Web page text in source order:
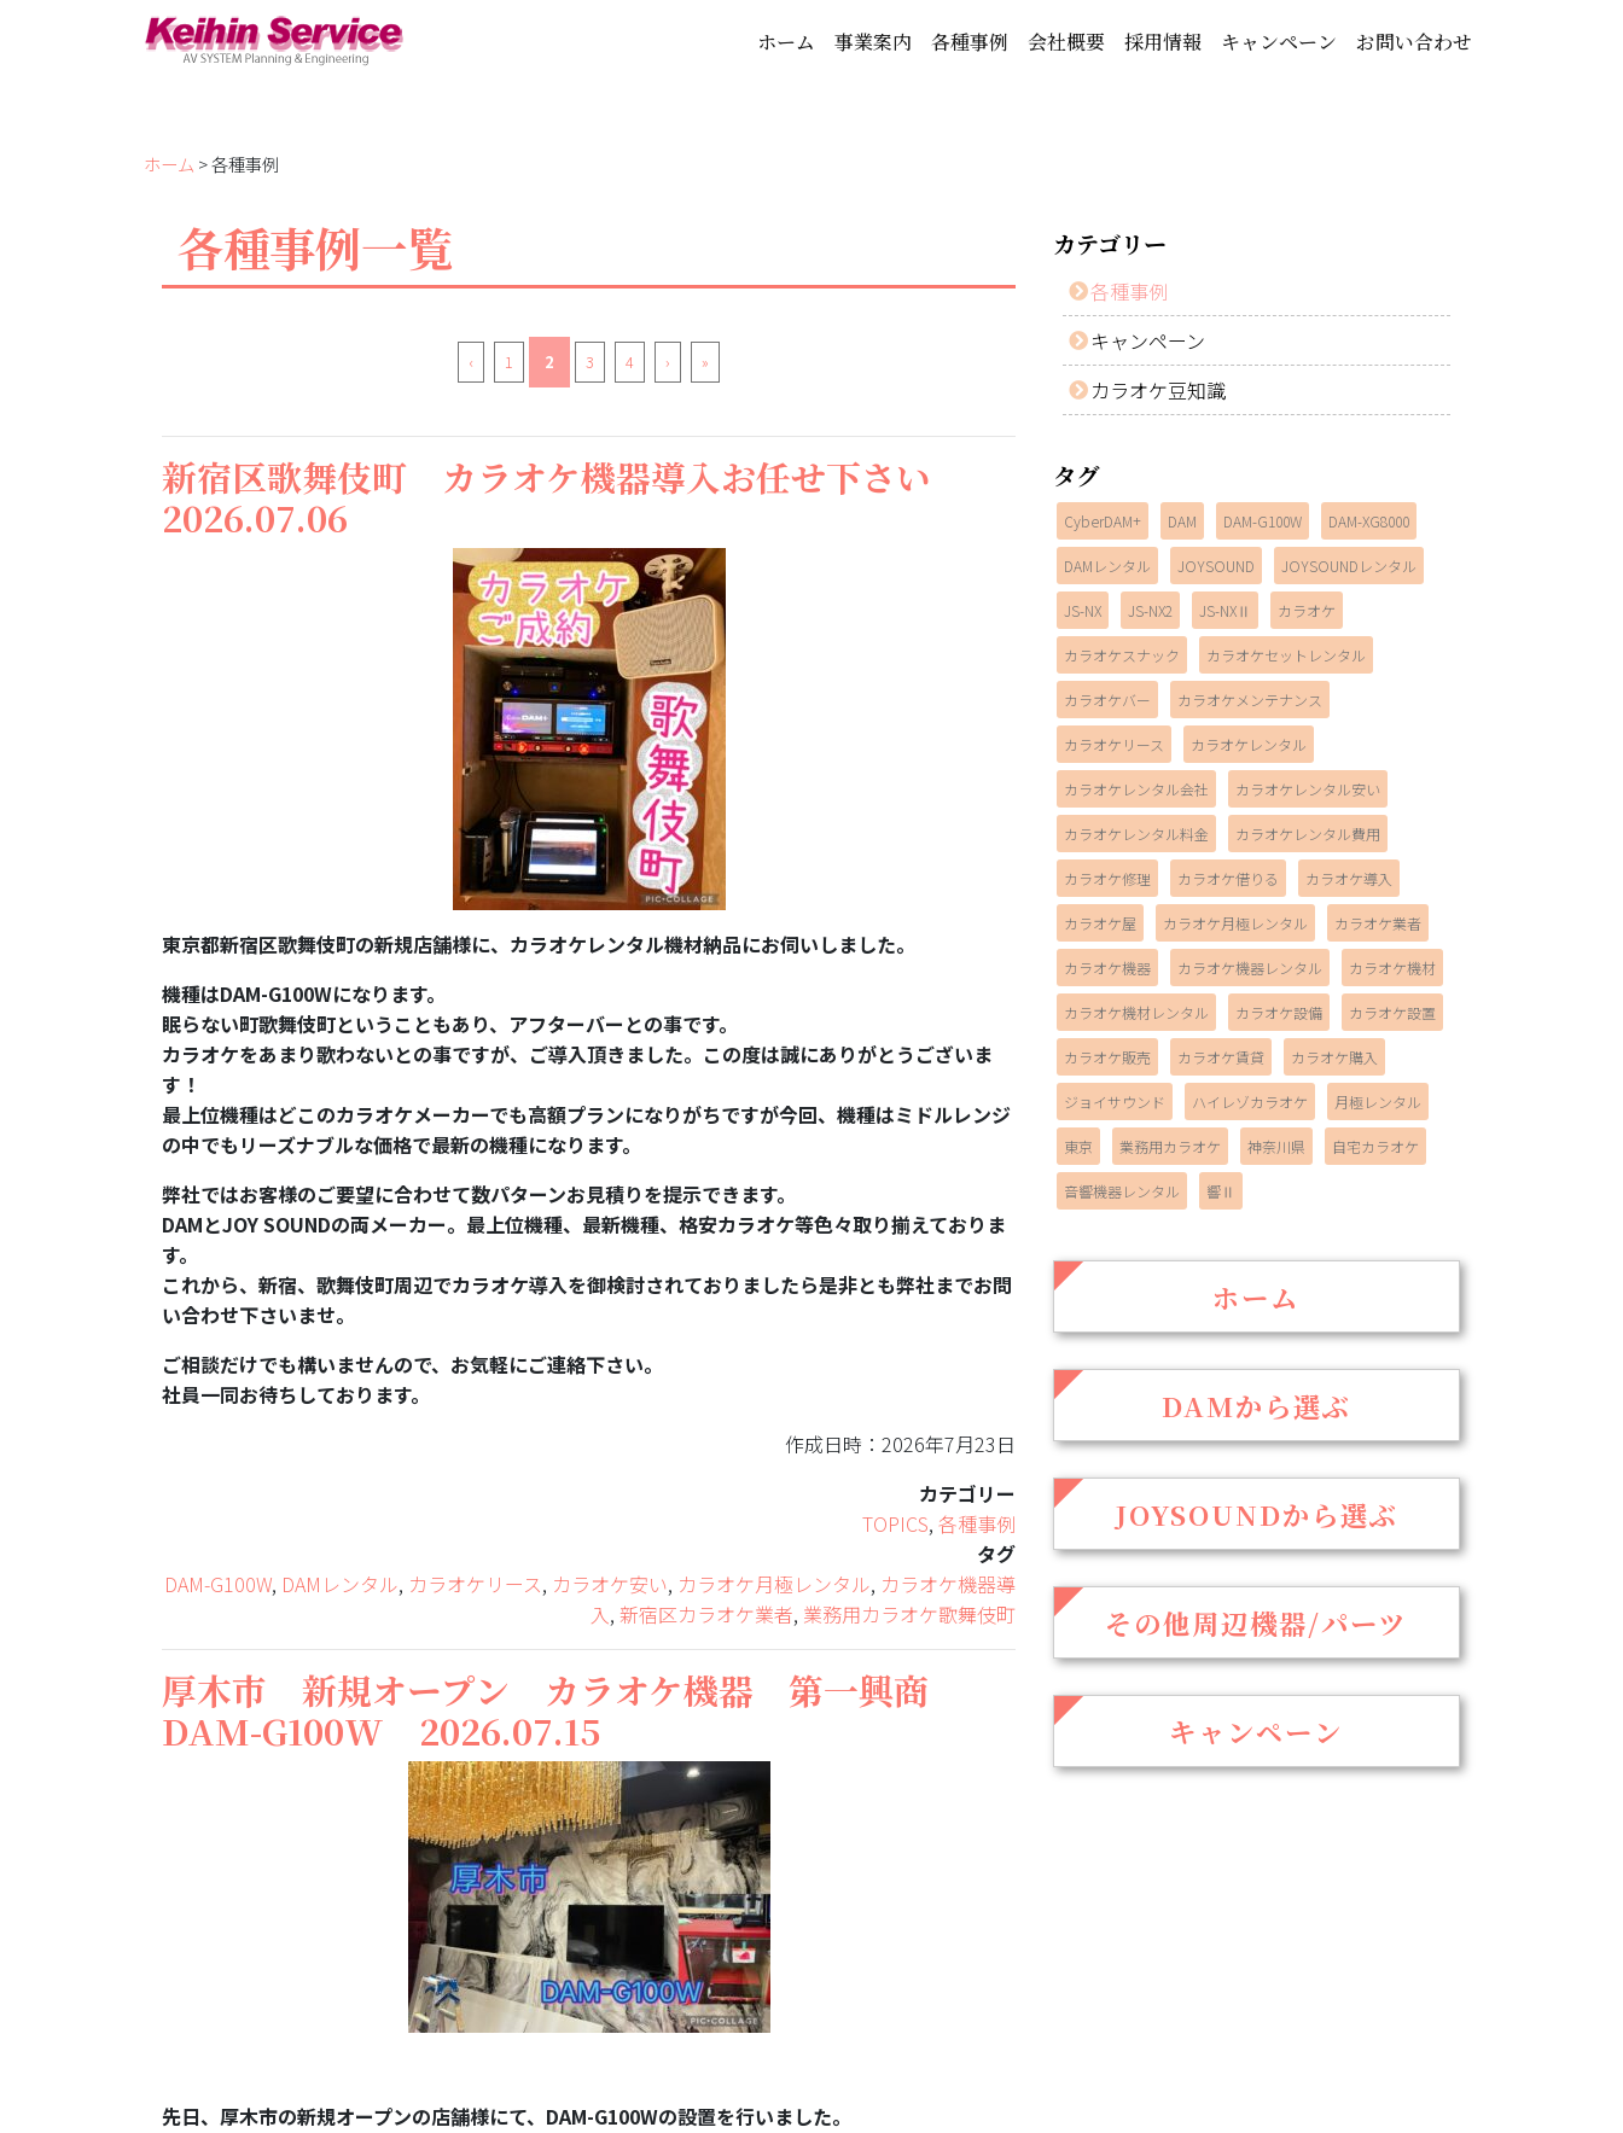
ホーム 事業案内 各種事例 会社概要 採用情報 キャンペーン お問い合わせ
ホーム > 各種事例
各種事例一覧
‹ 1 2 3 4 › »
新宿区歌舞伎町 カラオケ機器導入お任せ下さい
2026.07.06
東京都新宿区歌舞伎町の新規店舗様に、カラオケレンタル機材納品にお伺いしました。
機種はDAM-G100Wになります。
眠らない町歌舞伎町ということもあり、アフターバーとの事です。
カラオケをあまり歌わないとの事ですが、ご導入頂きました。この度は誠にありがとうございま
す！
最上位機種はどこのカラオケメーカーでも高額プランになりがちですが今回、機種はミドルレンジ
の中でもリーズナブルな価格で最新の機種になります。
弊社ではお客様のご要望に合わせて数パターンお見積りを提示できます。
DAMとJOY SOUNDの両メーカー。最上位機種、最新機種、格安カラオケ等色々取り揃えておりま
す。
これから、新宿、歌舞伎町周辺でカラオケ導入を御検討されておりましたら是非とも弊社までお問
い合わせ下さいませ。
ご相談だけでも構いませんので、お気軽にご連絡下さい。
社員一同お待ちしております。
作成日時：2026年7月23日
カテゴリー
TOPICS,各種事例
タグ
DAM-G100W, DAMレンタル, カラオケリース, カラオケ安い, カラオケ月極レンタル, カラオケ機器導
入,新宿区カラオケ業者, 業務用カラオケ歌舞伎町
厚木市 新規オープン カラオケ機器 第一興商
DAM-G100W 2026.07.15
先日、厚木市の新規オープンの店舗様にて、DAM-G100Wの設置を行いました。
カテゴリー
各種事例
キャンペーン
カラオケ豆知識
タグ
CyberDAM+ DAM DAM-G100W DAM-XG8000
DAMレンタル JOYSOUND JOYSOUNDレンタル
JS-NX JS-NX2 JS-NXⅡ カラオケ
カラオケスナック カラオケセットレンタル
カラオケバー カラオケメンテナンス
カラオケリース カラオケレンタル
カラオケレンタル会社 カラオケレンタル安い
カラオケレンタル料金 カラオケレンタル費用
カラオケ修理 カラオケ借りる カラオケ導入
カラオケ屋 カラオケ月極レンタル カラオケ業者
カラオケ機器 カラオケ機器レンタル カラオケ機材
カラオケ機材レンタル カラオケ設備 カラオケ設置
カラオケ販売 カラオケ賃貸 カラオケ購入
ジョイサウンド ハイレゾカラオケ 月極レンタル
東京 業務用カラオケ 神奈川県 自宅カラオケ
音響機器レンタル 響Ⅱ
ホーム
DAMから選ぶ
JOYSOUNDから選ぶ
その他周辺機器/パーツ
キャンペーン